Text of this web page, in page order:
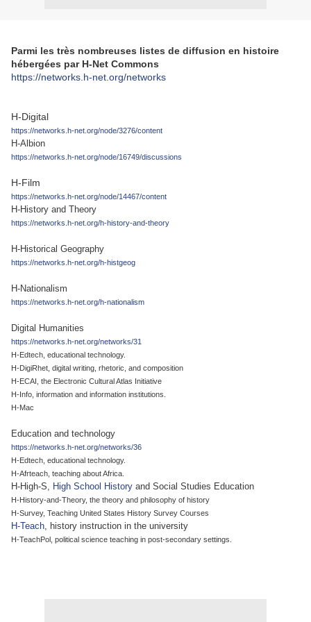
Parmi les très nombreuses listes de diffusion en histoire
hébergées par H-Net Commons
https://networks.h-net.org/networks
H-Digital
https://networks.h-net.org/node/3276/content
H-Albion
https://networks.h-net.org/node/16749/discussions
H-Film
https://networks.h-net.org/node/14467/content
H-History and Theory
https://networks.h-net.org/h-history-and-theory
H-Historical Geography
https://networks.h-net.org/h-histgeog
H-Nationalism
https://networks.h-net.org/h-nationalism
Digital Humanities
https://networks.h-net.org/networks/31
H-Edtech, educational technology.
H-DigiRhet, digital writing, rhetoric, and composition
H-ECAI, the Electronic Cultural Atlas Initiative
H-Info, information and information institutions.
H-Mac
Education and technology
https://networks.h-net.org/networks/36
H-Edtech, educational technology.
H-Afrteach, teaching about Africa.
H-High-S, High School History and Social Studies Education
H-History-and-Theory, the theory and philosophy of history
H-Survey, Teaching United States History Survey Courses
H-Teach, history instruction in the university
H-TeachPol, political science teaching in post-secondary settings.